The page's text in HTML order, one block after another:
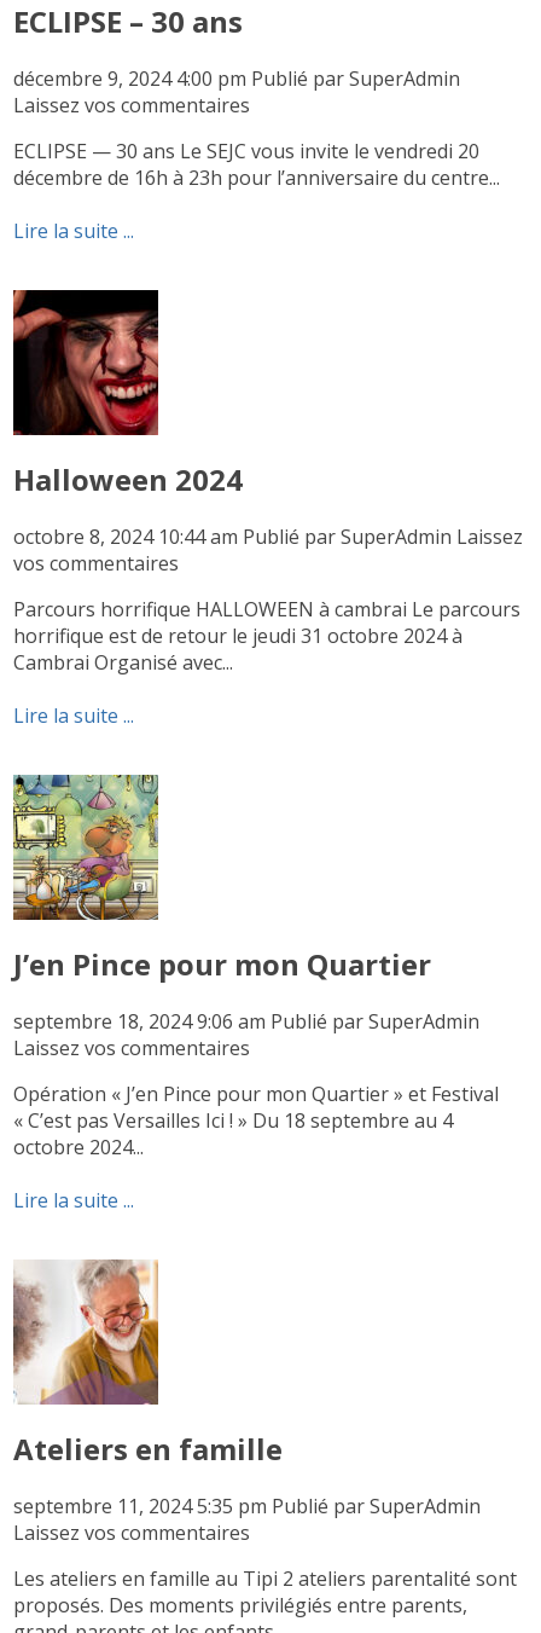
ECLIPSE – 30 ans
décembre 9, 2024 4:00 pm Publié parSuperAdmin
Laissez vos commentaires
ECLIPSE — 30 ans Le SEJC vous invite le vendredi 20
décembre de 16h à 23h pour l’anniversaire du centre...
Lire la suite ...
Halloween 2024
octobre 8, 2024 10:44 am Publié parSuperAdmin Laissez
vos commentaires
Parcours horrifique HALLOWEEN à cambrai Le parcours
horrifique est de retour le jeudi 31 octobre 2024 à
Cambrai Organisé avec...
Lire la suite ...
J’en Pince pour mon Quartier
septembre 18, 2024 9:06 am Publié parSuperAdmin
Laissez vos commentaires
Opération « J’en Pince pour mon Quartier » et Festival
« C’est pas Versailles Ici ! » Du 18 septembre au 4
octobre 2024...
Lire la suite ...
Ateliers en famille
septembre 11, 2024 5:35 pm Publié parSuperAdmin
Laissez vos commentaires
Les ateliers en famille au Tipi 2 ateliers parentalité sont
proposés. Des moments privilégiés entre parents,